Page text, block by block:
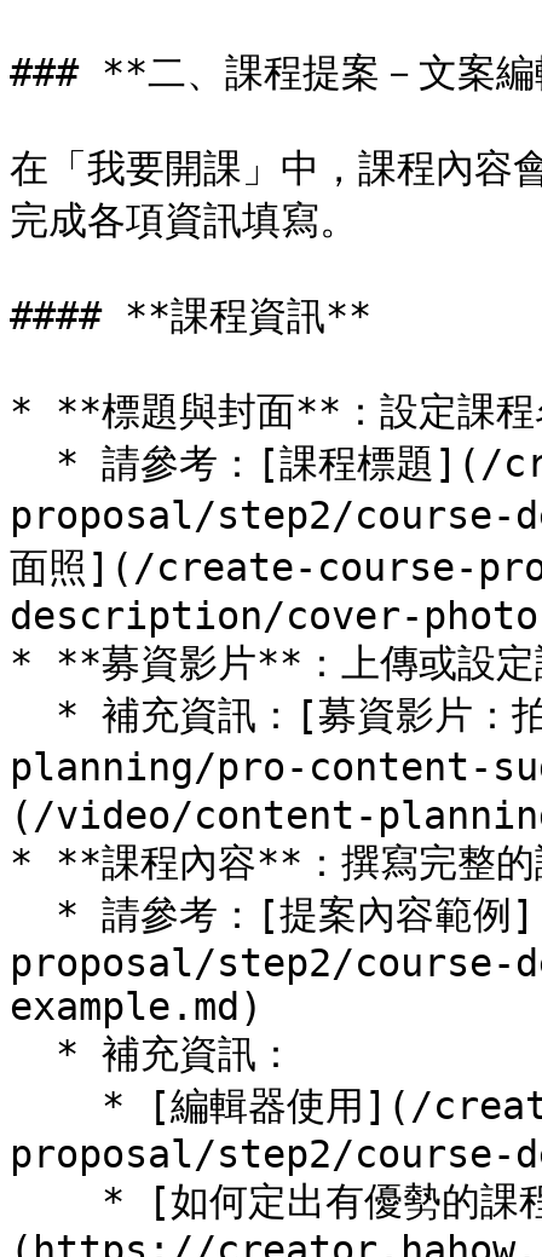
### **二、課程提案－文案
在「我要開課」中，課程內容
完成各項資訊填寫。
#### **課程資訊**
* **標題與封面**：設定課程
proposal/step2/
面照](/create-course-
description/cover-
* **募資影片**：上傳或設定
planning/pro-content-
(/video/content-
* **課程內容**：撰寫完整的
proposal/step2/
example.md)
proposal/step2/